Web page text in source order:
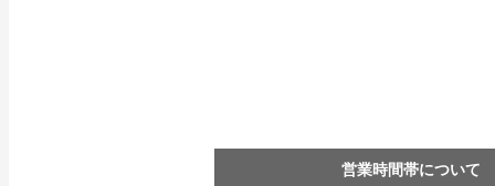
営業時間帯について